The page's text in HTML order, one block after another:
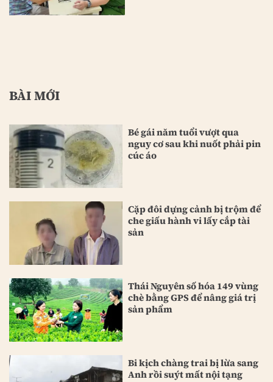
BÀI MỚI
Bé gái năm tuổi vượt qua
nguy cơ sau khi nuốt phải pin
cúc áo
Cặp đôi dựng cảnh bị trộm để
che giấu hành vi lấy cắp tài
sản
Thái Nguyên số hóa 149 vùng
chè bằng GPS để nâng giá trị
sản phẩm
Bi kịch chàng trai bị lừa sang
Anh rồi suýt mất nội tạng